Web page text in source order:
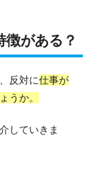
徴がある？
反対に仕事が
うか。
していきま